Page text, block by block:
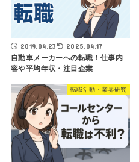
2019.04.23 2025.04.17
自動車メーカーへの転職！仕事内
容や平均年収・注目企業
転職活動・業界研究